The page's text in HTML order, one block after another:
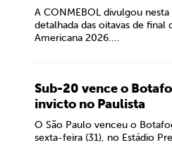
A CONMEBOL divulgou
detalhada das oitavas de final
Americana 2026....
Sub-20 vence o
invicto no Paulista
O São Paulo venceu o
sexta-feira (31), no Estádio